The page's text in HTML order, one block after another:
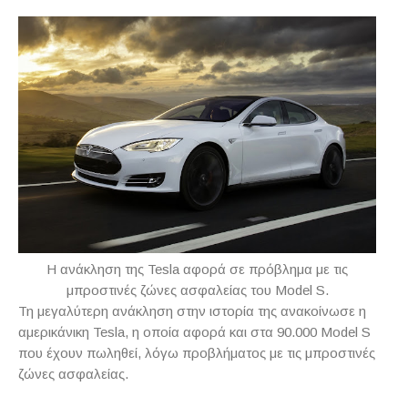
H ανάκληση της Tesla αφορά σε πρόβλημα με τις
μπροστινές ζώνες ασφαλείας του Model S.
Τη μεγαλύτερη ανάκληση στην ιστορία της ανακοίνωσε η
αμερικάνικη Tesla, η οποία αφορά και στα 90.000 Model S
που έχουν πωληθεί, λόγω προβλήματος με τις μπροστινές
ζώνες ασφαλείας.